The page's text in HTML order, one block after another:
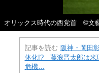
オリックス時代の西党首 ©文
記事を読む 阪神・岡田
体化!? 藤浪晋太郎は米
危機…